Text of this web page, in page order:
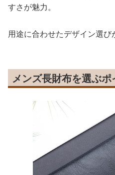
すさが魅力。
用途に合わせたデザイン選び
メンズ長財布を選ぶポ